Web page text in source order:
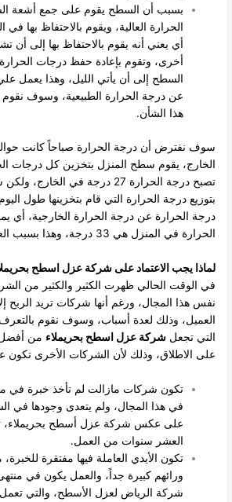
بسبب أن السطح يقوم على جمع أشعة
أي يعني أنه يقوم بالاحتفاظ بها إلى
أخرى، وتقوم بإعادة حفظ درجات
السطح إلى أن يأتي الليل، وهذا يعمل
عن درجة الحرارة الطبيعية، وسوف
هذا الشأن.
الخارج، يقوم سطح المنزل بتخزين كل درجات
تصبح درجة الحرارة 27 درجة في
بتوزيع درجة الحرارة التي قام بتخزينها طول
درجة الحرارة عن درجة الحرارة الخارجية، أي
الحرارة في المنزل هي 33 درجة، وهذا بسبب العامل الحراري.
لماذا يجب الاعتماد على شركة عزل اسطح
في الوقت الحالي ظهرت الكثير والكثير من
نفس هذا المجال، ورغم أنها شركات تريد الربح
العميل، وذلك لعدة أسباب، وسوف نقوم
التي تجعلشركة عزل اسطح بحريملاء من أفضل
على الاطلاق، وذلك لأن الشركات الأخرى تكون
تكون شركات مازالت لم تأخذ خبرة في
في هذا المجال، ولم يتعدى وجودها في
على عكس شركة عزل أسطح بحريملاء،
العشر سنوات من العمل.
تكون الأيدي العاملة فيها مفتقرة
ورائهم كبيرة جداً، والعمل يكون في
شركة الرياض لعزل الأسطح، والتي تعمل